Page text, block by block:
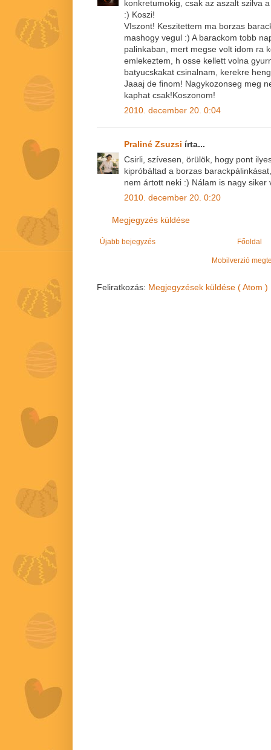
konkretumokig, csak az aszalt szilva
:) Koszi!
VIszont! Keszitettem ma borzas
mashogy vegul :) A barackom tobb
palinkaban, mert megse volt idom ra
emlekeztem, h osse kellett volna
batyucskakat csinalnam, kerekre
Jaaaj de finom! Nagykozonseg meg
kaphat csak!Koszonom!
2010. december 20. 0:04
Praliné Zsuzsi írta...
Csirli, szívesen, örülök, hogy pont
kipróbáltad a borzas
nem ártott neki :) Nálam is nagy
2010. december 20. 0:20
Megjegyzés küldése
Újabb bejegyzés Főoldal
Mobilverzió
Feliratkozás: Megjegyzések küldése ( Atom )